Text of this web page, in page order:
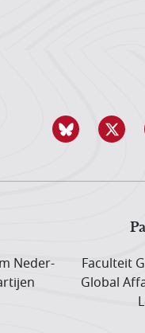
Neder­
Faculteit
Global